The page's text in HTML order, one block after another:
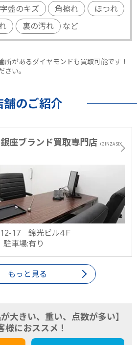
盤のキズ 角擦れ
ほつれ
裏の汚れ など
所があるダイヤモンドも買取可能です！
い。
舗のご紹介
座ブランド買取専門店 （GINZA SIX
17 錦光ビル4Ｆ
車場:有り
もっと見る
大きい、重い、点数が多い】
様におススメ！